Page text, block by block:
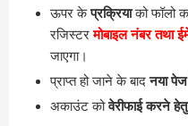
ऊपर केप्रक्रियाको फॉलो
रजिस्टरमोबाइल नंबर तथा
जाएगा।
प्राप्त हो जाने के बादनया
अकाउंट कोवेरीफाई करने